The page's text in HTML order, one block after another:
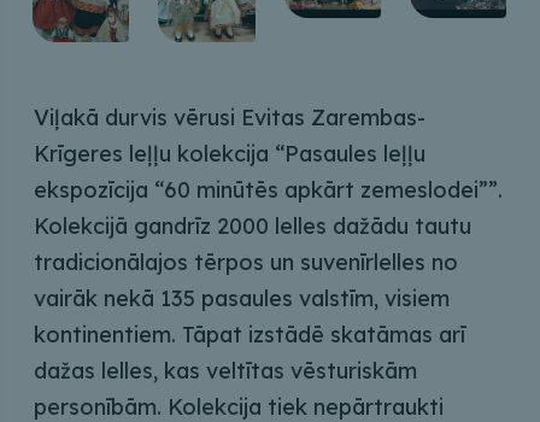
Viļakā durvis vērusi Evitas Zarembas-
Krīgeres leļļu kolekcija “Pasaules leļļu
ekspozīcija “60 minūtēs apkārt zemeslodei””.
Kolekcijā gandrīz 2000 lelles dažādu tautu
tradicionālajos tērpos un suvenīrlelles no
vairāk nekā 135 pasaules valstīm, visiem
kontinentiem. Tāpat izstādē skatāmas arī
dažas lelles, kas veltītas vēsturiskām
personībām. Kolekcija tiek nepārtraukti